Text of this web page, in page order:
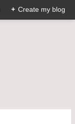
+ Create my blog